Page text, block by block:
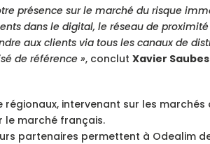
présence sur le marché du risque
dans le digital, le réseau de
aux clients via tous les canaux de
de référence », conclut Xavier
intervenant sur les marchés
le marché français.
partenaires permettent à Odealim